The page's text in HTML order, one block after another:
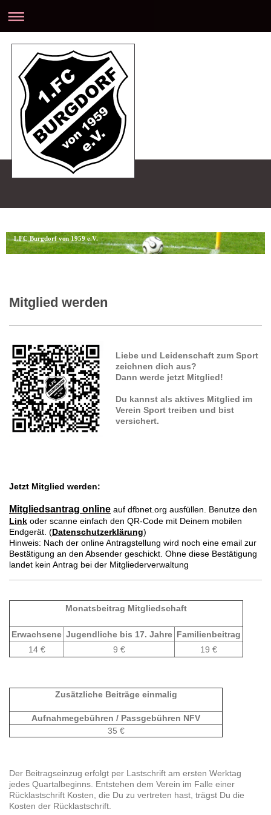
1.FC Burgdorf von 1959 e.V.
Mitglied werden
Liebe und Leidenschaft zum Sport
zeichnen dich aus?
Dann werde jetzt Mitglied!
Du kannst als aktives Mitglied im
Verein Sport treiben und bist
versichert.
Jetzt Mitglied werden:
Mitgliedsantrag online auf dfbnet.org ausfüllen. Benutze den
Link oder scanne einfach den QR-Code mit Deinem mobilen
Endgerät. (Datenschutzerklärung)
Hinweis: Nach der online Antragstellung wird noch eine email zur
Bestätigung an den Absender geschickt. Ohne diese Bestätigung
landet kein Antrag bei der Mitgliederverwaltung
Monatsbeitrag Mitgliedschaft
Erwachsene Jugendliche bis 17. Jahre Familienbeitrag
14 €
9 € 19 €
Zusätzliche Beiträge einmalig
Aufnahmegebühren / Passgebühren NFV
35 €
Der Beitragseinzug erfolgt per Lastschrift am ersten Werktag
jedes Quartalbeginns. Entstehen dem Verein im Falle einer
Rücklastschrift Kosten, die Du zu vertreten hast, trägst Du die
Kosten der Rücklastschrift.